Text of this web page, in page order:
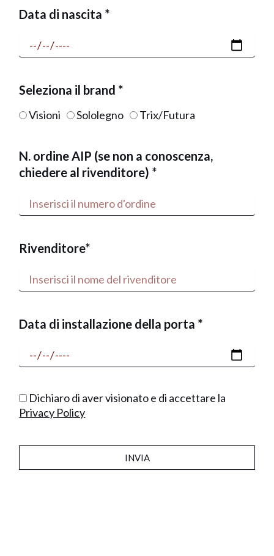
Data di nascita *
Seleziona il brand *
Visioni Sololegno Trix/Futura
N. ordine AIP (se non a conoscenza,
chiedere al rivenditore) *
Rivenditore*
Data di installazione della porta *
Dichiaro di aver visionato e di accettare la
Privacy Policy
INVIA